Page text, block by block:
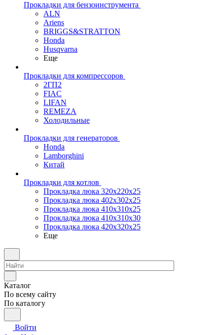
Прокладки для бензоинструмента
ALN
Ariens
BRIGGS&STRATTON
Honda
Husqvarna
Еще
Прокладки для компрессоров
2ГП2
FIAC
LIFAN
REMEZA
Холодильные
Прокладки для генераторов
Honda
Lamborghini
Китай
Прокладки для котлов
Прокладка люка 320x220x25
Прокладка люка 402x302x25
Прокладка люка 410x310x25
Прокладка люка 410х310х30
Прокладка люка 420x320x25
Еще
Каталог
По всему сайту
По каталогу
Войти